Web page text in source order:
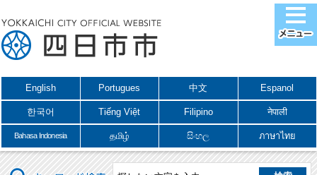
English Portugues 中文 Espanol
한국어 Tiếng Việt Filipino नेपाली
Bahasa Indonesia தமிழ் සිංහල ภาษาไทย
キーワード検索